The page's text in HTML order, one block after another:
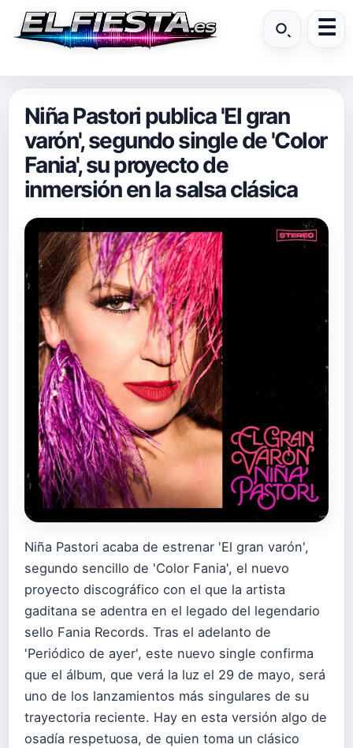
Niña Pastori publica 'El gran
varón', segundo single de 'Color
Fania', su proyecto de
inmersión en la salsa clásica
Niña Pastori acaba de estrenar 'El gran varón',
segundo sencillo de 'Color Fania', el nuevo
proyecto discográfico con el que la artista
gaditana se adentra en el legado del legendario
sello Fania Records. Tras el adelanto de
'Periódico de ayer', este nuevo single confirma
que el álbum, que verá la luz el 29 de mayo, será
uno de los lanzamientos más singulares de su
trayectoria reciente. Hay en esta versión algo de
osadía respetuosa, de quien toma un clásico